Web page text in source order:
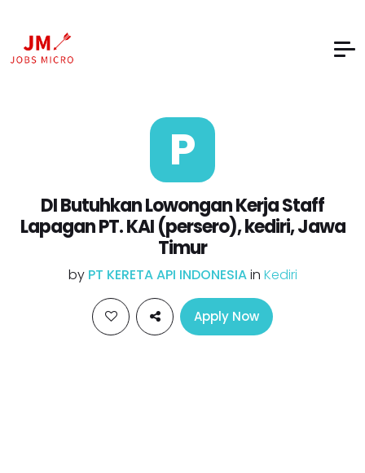
P
DI Butuhkan Lowongan Kerja Staff
Lapagan PT. KAI (persero), kediri, Jawa
Timur
by PT KERETA API INDONESIAin Kediri
Apply Now